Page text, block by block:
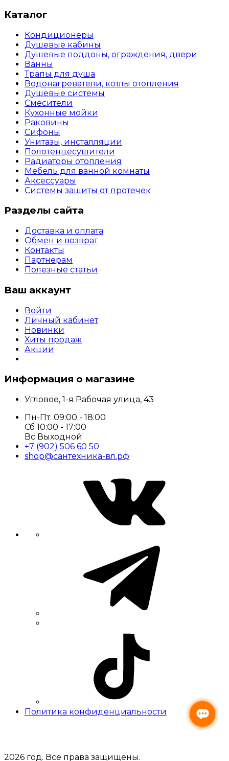
Каталог
Кондиционеры
Душевые кабины
Душевые поддоны, ограждения, двери
Ванны
Трапы для душа
Водонагреватели, котлы отопления
Душевые системы
Смесители
Кухонные мойки
Раковины
Сифоны
Унитазы, инсталляции
Полотенцесушители
Радиаторы отопления
Мебель для ванной комнаты
Аксессуары
Системы защиты от протечек
Разделы сайта
Доставка и оплата
Обмен и возврат
Контакты
Партнерам
Полезные статьи
Ваш аккаунт
Войти
Личный кабинет
Новинки
Хиты продаж
Акции
Информация о магазине
Угловое, 1-я Рабочая улица, 43
Пн-Пт: 09:00 - 18:00
Сб 10:00 - 17:00
Вс Выходной
+7 (902) 506 60 50
shop@сантехника-вл.рф
Политика конфиденциальности
2026 год. Все права защищены.